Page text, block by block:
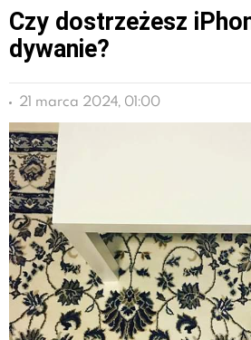
Czy dostrzeżesz
dywanie?
21 marca 2024, 01:00